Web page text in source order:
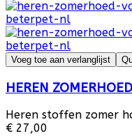
Voeg toe aan verlanglijst
HEREN
Heren stoffen zomer
€ 27,00